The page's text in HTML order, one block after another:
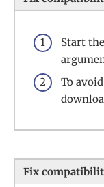
Start
To
Fix